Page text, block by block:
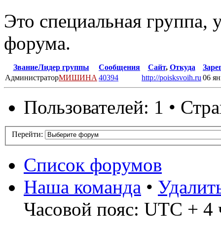
Это специальная группа,
форума.
ЗваниеЛидер группы Сообщения Сайт, Откуда
АдминистраторМИШИНА 40394 http://poisksvoih.ru 06
Пользователей: 1 •
Перейти:
Список форумов
Наша команда •
Часовой пояс: UTC + 4